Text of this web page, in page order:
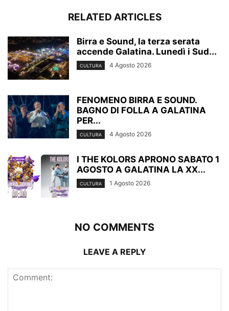
RELATED ARTICLES
Birra e Sound, la terza serata
accende Galatina. Lunedì i Sud...
CULTURA 4 Agosto 2026
FENOMENO BIRRA E SOUND.
BAGNO DI FOLLA A GALATINA
PER...
CULTURA 4 Agosto 2026
I THE KOLORS APRONO SABATO 1
AGOSTO A GALATINA LA XX...
CULTURA 1 Agosto 2026
NO COMMENTS
LEAVE A REPLY